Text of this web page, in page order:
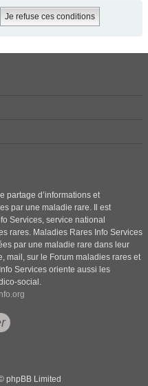
partage d’informations et
par une maladie rare. Il est
Services, service national
rares. Maladies Rares Info Services
par une maladie rare dans leur
mail, sur le Forum maladies rares et
Services oriente aussi les
social.
phpBB Limited